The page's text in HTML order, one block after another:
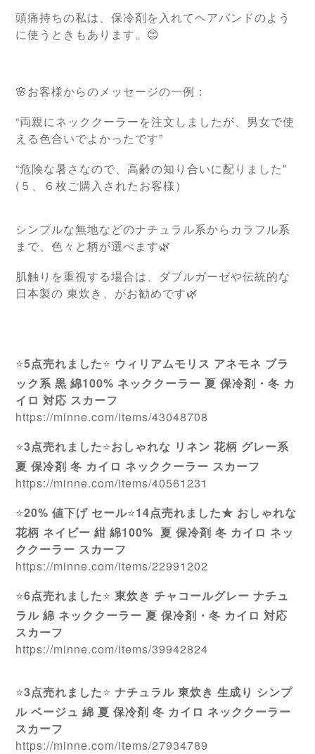
頭痛持ちの私は、保冷剤を入れてヘアバンドのよう
に使うときもあります。😊
🌸お客様からのメッセージの一例：
“両親にネッククーラーを注文しましたが、男女で使
える色合いでよかったです”
“危険な暑さなので、高齢の知り合いに配りました”
(５、６枚ご購入されたお客様）
シンプルな無地などのナチュラル系からカラフル系
まで、色々と柄が選べます🌿
肌触りを重視する場合は、ダブルガーゼや伝統的な
日本製の 東炊き、がお勧めです🌿
⭐️5点売れました⭐️ ウィリアムモリス アネモネ ブラ
ック系 黒 綿100% ネッククーラー 夏 保冷剤・冬 カ
イロ 対応 スカーフ
https://minne.com/items/43048708
⭐️3点売れました⭐️おしゃれな リネン 花柄 グレー系
夏 保冷剤 冬 カイロ ネッククーラー スカーフ
https://minne.com/items/40561231
⭐️20% 値下げ セール⭐️14点売れました★ おしゃれな
花柄 ネイビー 紺 綿100% 夏 保冷剤 冬 カイロ ネッ
ククーラー スカーフ
https://minne.com/items/22991202
⭐️6点売れました⭐️ 東炊き チャコールグレー ナチュ
ラル 綿 ネッククーラー 夏 保冷剤・冬 カイロ 対応
スカーフ
https://minne.com/items/39942824
⭐️3点売れました⭐️ ナチュラル 東炊き 生成り シンプ
ル ベージュ 綿 夏 保冷剤 冬 カイロ ネッククーラー
スカーフ
https://minne.com/items/27934789